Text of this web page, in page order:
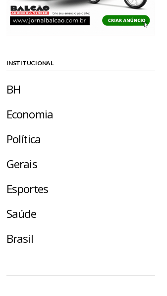
INSTITUCIONAL
BH
Economia
Política
Gerais
Esportes
Saúde
Brasil